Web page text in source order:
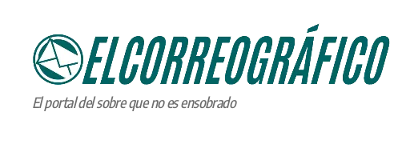
ELCORREOGRÁFICO
El portal del sobre que no es ensobrado